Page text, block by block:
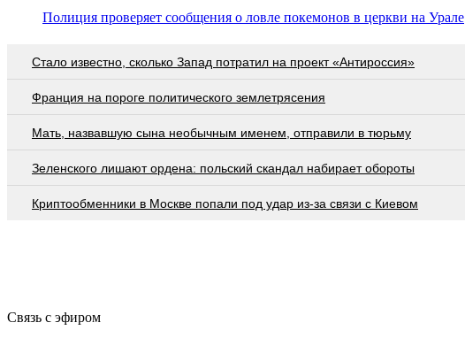
Полиция проверяет сообщения о ловле покемонов в церкви на Урале
Стало известно, сколько Запад потратил на проект «Антироссия»
Франция на пороге политического землетрясения
Мать, назвавшую сына необычным именем, отправили в тюрьму
Зеленского лишают ордена: польский скандал набирает обороты
Криптообменники в Москве попали под удар из-за связи с Киевом
Связь с эфиром